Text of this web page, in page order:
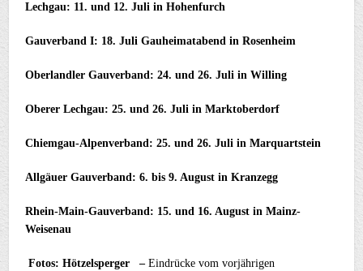
Lechgau: 11. und 12. Juli in Hohenfurch
Gauverband I: 18. Juli Gauheimatabend in Rosenheim
Oberlandler Gauverband: 24. und 26. Juli in Willing
Oberer Lechgau: 25. und 26. Juli in Marktoberdorf
Chiemgau-Alpenverband: 25. und 26. Juli in Marquartstein
Allgäuer Gauverband: 6. bis 9. August in Kranzegg
Rhein-Main-Gauverband: 15. und 16. August in Mainz-
Weisenau
Fotos: Hötzelsperger –Eindrücke vom vorjährigen